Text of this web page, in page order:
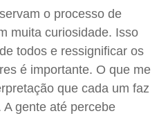
o processo de
muita curiosidade. Isso
todos e ressignificar os
é importante. O que me
que cada um faz
gente até percebe